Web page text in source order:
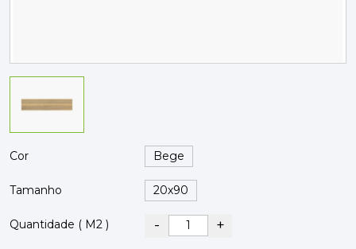
DYRUP
SKIL
Cor
Tamanho
Quantidade ( M2 ) - +